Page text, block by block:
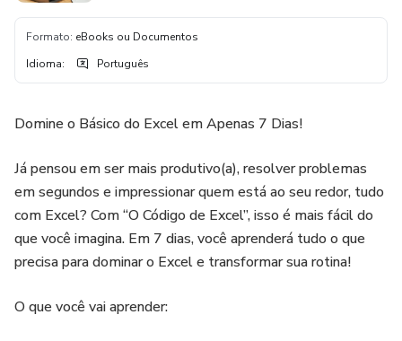
Formato: eBooks ou Documentos
Idioma: Português
Domine o Básico do Excel em Apenas 7 Dias!
Já pensou em ser mais produtivo(a), resolver problemas
em segundos e impressionar quem está ao seu redor, tudo
com Excel? Com “O Código de Excel”, isso é mais fácil do
que você imagina. Em 7 dias, você aprenderá tudo o que
precisa para dominar o Excel e transformar sua rotina!
O que você vai aprender: